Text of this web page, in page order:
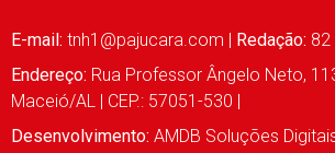
E-mail: tnh1@pajucara.com | Redação: 82
Endereço: Rua Professor Ângelo Neto,
Maceió/AL | CEP.: 57051-530 |
Desenvolvimento: AMDB Soluções